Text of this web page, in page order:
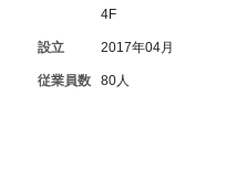
4F
設立 2017年04月
従業員数 80人